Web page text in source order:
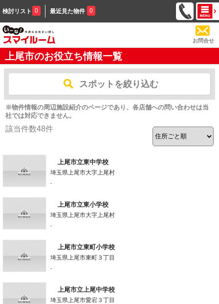
検討リスト 0 最近見た物件 0
お問合せ
上尾市のお役立ち情報一覧
スポットを絞り込む
※物件情報の周辺施設紹介のページであり、各店舗への問い合わせは当
社では対応できません。
該当件数48件
上尾市立東中学校
埼玉県上尾市大字上尾村
-
上尾市立東小学校
埼玉県上尾市大字上尾村
-
上尾市立東町小学校
埼玉県上尾市東町３丁目
-
上尾市立上尾中学校
埼玉県上尾市愛宕３丁目